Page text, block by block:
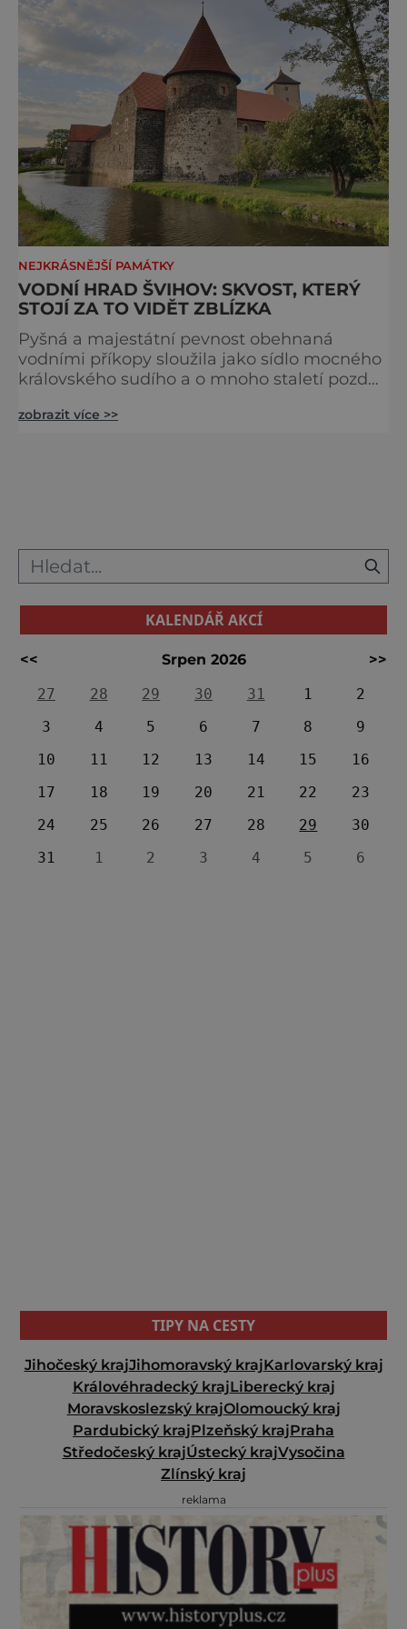
NEJKRÁSNĚJŠÍ PAMÁTKY
VODNÍ HRAD ŠVIHOV: SKVOST, KTERÝ
STOJÍ ZA TO VIDĚT ZBLÍZKA
Pyšná a majestátní pevnost obehnaná
vodními příkopy sloužila jako sídlo mocného
královského sudího a o mnoho staletí později
pohádku, jakou jsou Tři oříšky pro Popelku.
zobrazit více >>
KALENDÁŘ AKCÍ
<< Srpen 2026
>>
27
28 29 30 31 1
2
3
4 5 6 7 8
9
10
11 12 13 14 15
16
17
18 19 20 21 22
23
24
25 26 27 28 29
30
31
1 2 3 4 5 6
TIPY NA CESTY
Jihočeský krajJihomoravský krajKarlovarský kraj
Královéhradecký krajLiberecký kraj
Moravskoslezský krajOlomoucký kraj
Pardubický krajPlzeňský krajPraha
Středočeský krajÚstecký krajVysočina
Zlínský kraj
reklama